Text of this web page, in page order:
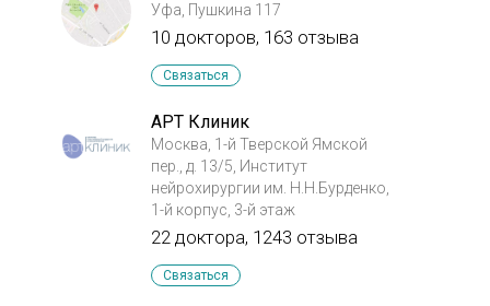
Уфа, Пушкина 117
10 докторов, 163 отзыва
Связаться
АРТ Клиник
Москва, 1-й Тверской Ямской
пер., д. 13/5, Институт
нейрохирургии им. Н.Н.Бурденко,
1-й корпус, 3-й этаж
22 доктора, 1243 отзыва
Связаться